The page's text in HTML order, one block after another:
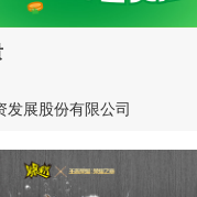
发展股份有限公司